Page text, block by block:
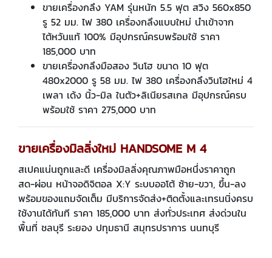
ขายเครื่องกลึง YAM รุ่นหนัก 5.5 ฟุต สวิง 560x850
รู 52 มม. ไฟ 380 เครื่องกลึงแบบใหม่ นำเข้าจาก
ไต้หวันแท้ 100% มีอุปกรณ์ครบพร้อมใช้ ราคา
185,000 บาท
ขายเครื่องกลึงมือสอง วินโฮ ขนาด 10 ฟุต
480x2000 รู 58 มม. ไฟ 380 เครื่องกลึงวินโฮใหม่ 4
เพลา เด้ง นิ้ว-มิล ในตัว+ลิเนียรสเกล มีอุปกรณ์ครบ
พร้อมใช้ ราคา 275,000 บาท
ขายเครื่องมิลลิ่งใหม่ HANDSOME M 4
สเปคแน่นถูกและดี เครื่องมิลลิ่งคุณภาพมือหนึ่งราคาถูก
สด-ผ่อน หน้าจอดิจิตอล X:Y ระบบออโต้ ซ้าย-ขวา, ขึ้น-ลง
พร้อมของแถมจัดเต็ม มีบริการจัดส่ง+ติดตั้งและเทรนนิ่งครบ
ใช้งานได้ทันที ราคา 185,000 บาท ส่งทั่วประเทศ ส่งด่วนใน
พื้นที่ ชลบุรี ระยอง ปทุมธานี สมุทรปราการ นนทบุรี